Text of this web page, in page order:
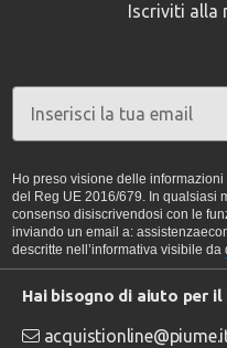
Iscriviti alla
Ho preso visione delle
del Reg UE 2016/679. In qualsiasi
consenso disiscrivendosi con le
inviando un email a:
descritte nell’informativa visibile da
Hai bisogno di aiuto per